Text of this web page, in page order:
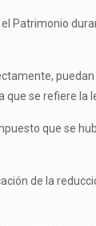
Patrimonio
se refiere la
que se
de la